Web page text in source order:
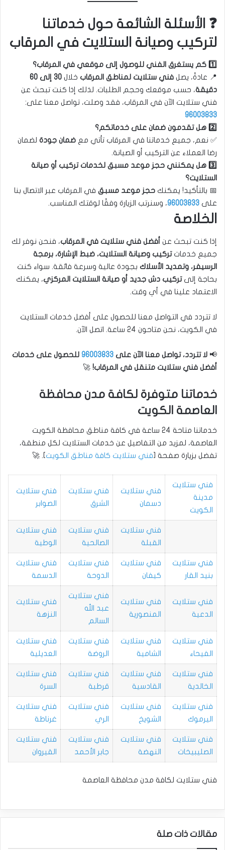
❓ الأسئلة الشائعة حول خدماتنا
لتركيب وصيانة الستلايت في المرقاب
1️⃣ كم يستغرق الفني للوصول إلى موقعي في المرقاب؟
📍 عادةً، يصل فني ستلايت لمناطق المرقاب خلال
30 إلى 60
دقيقة، حسب موقعك وحجم الطلبات. لذلك إذا كنت تبحث عن
فني ستلايت الآن في المرقاب، فقد وصلت، تواصل معنا على:
96003833
2️⃣ هل تقدمون ضمان على خدماتكم؟
✅ نعم، جميع خدماتنا في المرقاب تأتي مع ضمان جودة لضمان
رضا العملاء عن التركيب أو الصيانة.
3️⃣ هل يمكنني حجز موعد مسبق لخدمات تركيب أو صيانة
الستلايت؟
📅 بالتأكيد! يمكنك حجز موعد مسبق في المرقاب عبر الاتصال بنا
على 96003833، وسنرتب الزيارة وفقًا لوقتك المناسب.
الخلاصة
إذا كنت تبحث عن أفضل فني ستلايت في المرقاب، فنحن نوفر لك
جميع خدماتتركيب وصيانة الستلايت، ضبط الإشارة، برمجة
الرسيفر، وتمديد الأسلاك بجودة عالية وسرعة فائقة. سواء كنت
بحاجة إلىتركيب دش جديد أو صيانة الستلايت المركزي، يمكنك
الاعتماد علينا في أي وقت.
لا تتردد في التواصل معنا للحصول على أفضل خدمات الستلايت
في الكويت، نحن متاحون 24 ساعة. اتصل الآن.
📢 لا تتردد، تواصل معنا الآن على 96003833 للحصول على خدمات
أفضل فني ستلايت متنقل في المرقاب! 🚀
خدماتنا متوفرة لكافة مدن محافظة
العاصمة الكويت
خدماتنا متاحة 24 ساعة في كافة مناطق محافظة الكويت
العاصمة، لمزيد من التفاصيل عن خدمات الستلايت لكل منطقة،
تفضل بزيارة صفحة [فني ستلايت كافة مناطق الكويت]. 🚀
فني ستلايت
مدينة
الكويت
فني ستلايت
دسمان
فني ستلايت
الشرق
فني ستلايت
الصوابر
فني ستلايت
القبلة
فني ستلايت
الصالحية
فني ستلايت
الوطية
فني ستلايت
بنيد القار
فني ستلايت
كيفان
فني ستلايت
الدوحة
فني ستلايت
الدسمة
فني ستلايت
الدعية
فني ستلايت
المنصورية
فني ستلايت
عبد الله
السالم
فني ستلايت
النزهة
فني ستلايت
الفيحاء
فني ستلايت
الشامية
فني ستلايت
الروضة
فني ستلايت
العديلية
فني ستلايت
الخالدية
فني ستلايت
القادسية
فني ستلايت
قرطبة
فني ستلايت
السرة
فني ستلايت
اليرموك
فني ستلايت
الشويخ
فني ستلايت
الري
فني ستلايت
غرناطة
فني ستلايت
الصليبيخات
فني ستلايت
النهضة
فني ستلايت
جابر الأحمد
فني ستلايت
القيروان
فني ستلايت لكافة مدن محافظة العاصمة
مقالات ذات صلة